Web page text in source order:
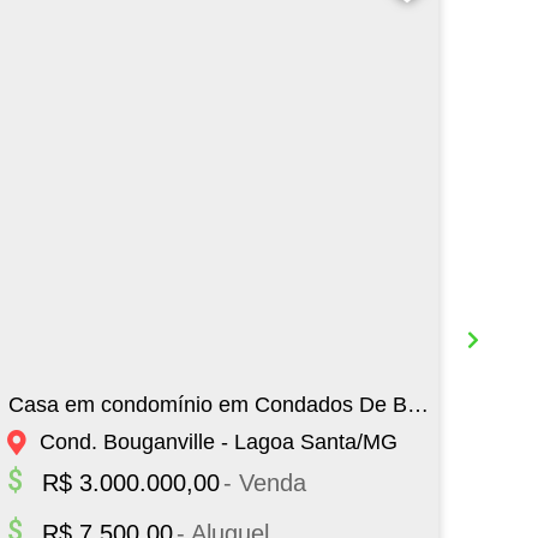
Casa em condomínio em Condados De Bouganville com 550.00 m² , 4 quarto(s) , 1 su�...
Cond. Bouganville - Lagoa Santa/MG
R$ 3.000.000,00- Venda
R$ 7.500,00- Aluguel